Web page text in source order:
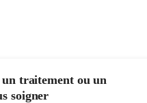
un traitement ou un
soigner